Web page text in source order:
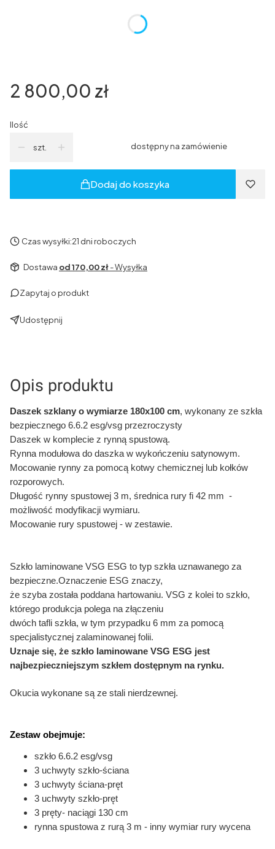
Cena
2 800,00 zł
Ilość
szt. dostępny na zamówienie
Dodaj do koszyka
Czas wysyłki:21 dni roboczych
Dostawa od 170,00 zł- Wysyłka
Zapytaj o produkt
Udostępnij
Opis produktu
Daszek szklany o wymiarze 180x100 cm, wykonany ze szkła
bezpiecznego 6.6.2 esg/vsg przezroczysty
Daszek w komplecie z rynną spustową.
Rynna modułowa do daszka w wykończeniu satynowym.
Mocowanie rynny za pomocą kotwy chemicznej lub kołków
rozporowych.
Długość rynny spustowej 3 m, średnica rury fi 42 mm -
możliwość modyfikacji wymiaru.
Mocowanie rury spustowej - w zestawie.
Szkło laminowane VSG ESG to typ szkła uznawanego za
bezpieczne.Oznaczenie ESG znaczy,
że szyba została poddana hartowaniu. VSG z kolei to szkło,
którego produkcja polega na złączeniu
dwóch tafli szkła, w tym przypadku 6 mm za pomocą
specjalistycznej zalaminowanej folii.
Uznaje się, że szkło laminowane VSG ESG jest
najbezpieczniejszym szkłem dostępnym na rynku.
Okucia wykonane są ze stali nierdzewnej.
Zestaw obejmuje:
szkło 6.6.2 esg/vsg
3 uchwyty szkło-ściana
3 uchwyty ściana-pręt
3 uchwyty szkło-pręt
3 pręty- naciągi 130 cm
rynna spustowa z rurą 3 m - inny wymiar rury wycena